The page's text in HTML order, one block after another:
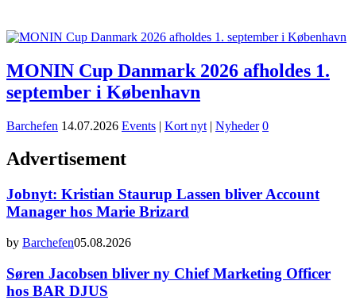
MONIN Cup Danmark 2026 afholdes 1.
september i København
Barchefen 14.07.2026 Events | Kort nyt | Nyheder 0
Advertisement
Jobnyt: Kristian Staurup Lassen bliver Account
Manager hos Marie Brizard
by Barchefen05.08.2026
Søren Jacobsen bliver ny Chief Marketing Officer
hos BAR DJUS